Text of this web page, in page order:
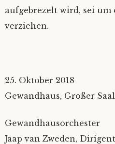
aufgebrezelt wird, sei
verziehen.
25. Oktober 2018
Gewandhaus, Großer Saal
Gewandhausorchester
Jaap van Zweden, Dirigent